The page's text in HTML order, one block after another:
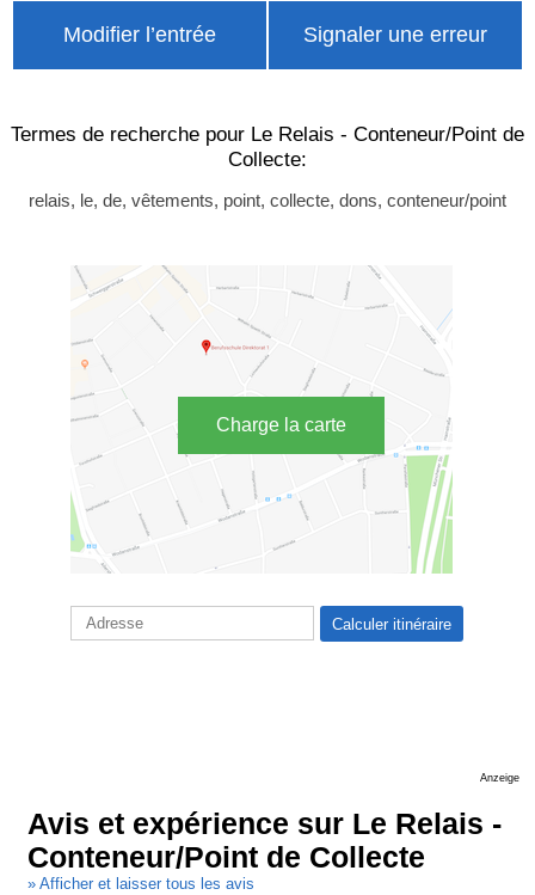
Modifier l’entrée Signaler une erreur
Termes de recherche pour Le Relais - Conteneur/Point de
Collecte:
relais, le, de, vêtements, point, collecte, dons, conteneur/point
Charge la carte
Anzeige
Avis et expérience sur Le Relais -
Conteneur/Point de Collecte
» Afficher et laisser tous les avis